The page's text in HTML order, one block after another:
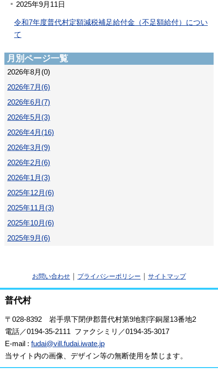
2025年9月11日
令和7年度普代村定額減税補足給付金（不足額給付）につい
て
月別ページ一覧
2026年8月(0)
2026年7月(6)
2026年6月(7)
2026年5月(3)
2026年4月(16)
2026年3月(9)
2026年2月(6)
2026年1月(3)
2025年12月(6)
2025年11月(3)
2025年10月(6)
2025年9月(6)
お問い合わせ プライバシーポリシー サイトマップ
普代村
〒028-8392 岩手県下閉伊郡普代村第9地割字銅屋13番地2
電話／0194-35-2111 ファクシミリ／0194-35-3017
E-mail : fudai@vill.fudai.iwate.jp
当サイト内の画像、デザイン等の無断使用を禁じます。